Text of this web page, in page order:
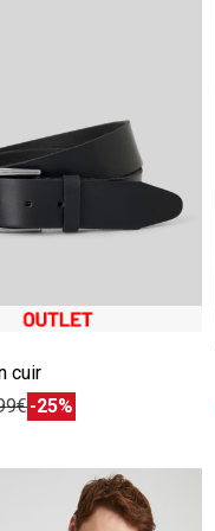
cuir
-25%